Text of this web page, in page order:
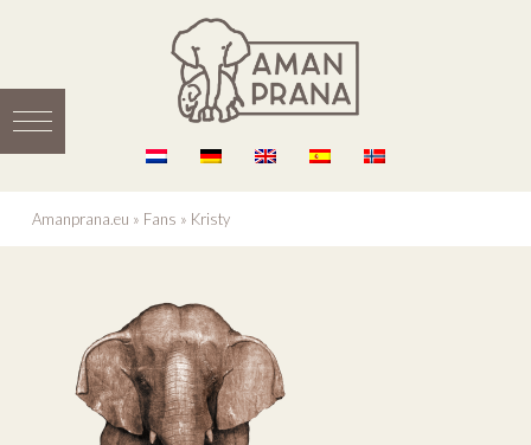
Amanprana.eu » Fans » Kristy